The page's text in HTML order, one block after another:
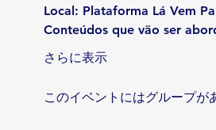
Local: Plataforma Lá Vem
Conteúdos que vão ser
さらに表示
このイベントにはグループが